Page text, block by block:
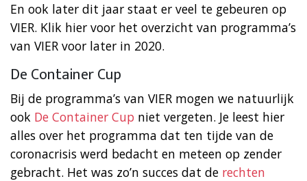
En ook later dit jaar staat er veel te gebeuren op
VIER. Klik hier voor het overzicht van programma’s
van VIER voor later in 2020.
De Container Cup
Bij de programma’s van VIER mogen we natuurlijk
ook De Container Cup niet vergeten. Je leest hier
alles over het programma dat ten tijde van de
coronacrisis werd bedacht en meteen op zender
gebracht. Het was zo’n succes dat de rechten